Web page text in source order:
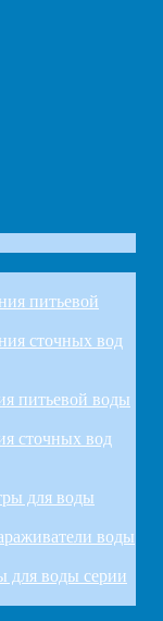
питьевой
сточных вод
питьевой воды
сточных вод
для воды
воды
для воды серии